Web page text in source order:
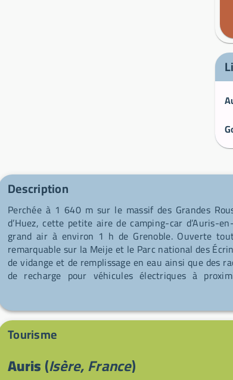
Description
Perchée à 1 640 m sur le massif des Grandes
d’Huez, cette petite aire de camping-car d’Auris-
grand air à environ 1 h de Grenoble. Ouverte
remarquable sur la Meije et le Parc national des
de vidange et de remplissage en eau ainsi que des
de recharge pour véhicules électriques à
restaurants et une piscine municipale avec espace
pratique : prévoyez vos courses avant de monter
Alerte itinéraire : ne suivez pas le GPS à partir
pentue), suivez plutôt Le Freney-d’Oisans – Les 2
gauche direction Auris-en-Oisans.
Tourisme
Auris(Isère, France)